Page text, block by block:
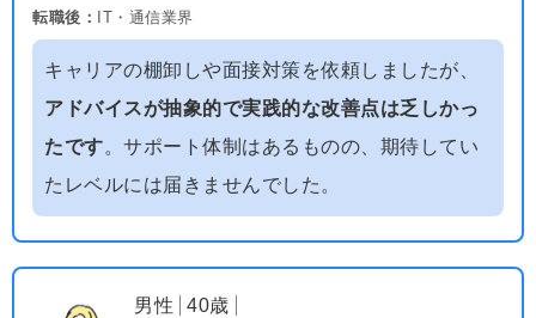
転職後： IT・通信業界
キャリアの棚卸しや面接対策を依頼しましたが、
アドバイスが抽象的で実践的な改善点は乏しかっ
たです。サポート体制はあるものの、期待してい
たレベルには届きませんでした。
男性 40歳